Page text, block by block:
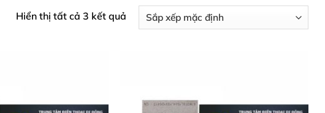
Hiển thị tất cả 3 kết quả